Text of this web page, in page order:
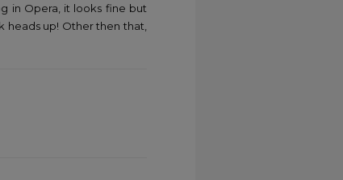
in Opera, it looks fine but
heads up! Other then that,